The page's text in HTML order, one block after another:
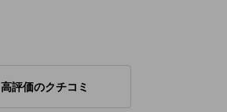
高評価のクチコミ